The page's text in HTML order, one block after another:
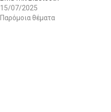
15/07/2025
Παρόμοια θέματα